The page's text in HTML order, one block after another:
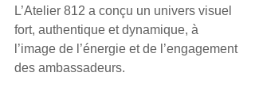
L’Atelier 812 a conçu un univers visuel
fort, authentique et dynamique, à
l’image de l’énergie et de l’engagement
des ambassadeurs.